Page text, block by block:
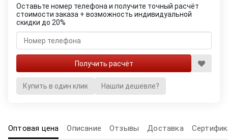
Оставьте номер телефона и получите точный расчёт
стоимости заказа + возможность индивидуальной
скидки до 20%
Купить в один клик Нашли дешевле?
Оптовая цена Описание Отзывы Доставка